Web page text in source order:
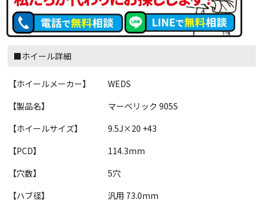
■ホイール詳細
【ホイールメーカー】
WEDS
【製品名】
マーベリック 905S
【ホイールサイズ】
9.5J×20 +43
【PCD】
114.3mm
【穴数】
5穴
【ハブ径】
汎用 73.0mm